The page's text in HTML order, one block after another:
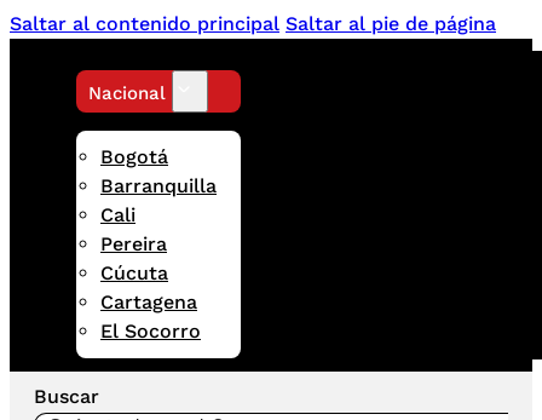
Saltar al contenido principal Saltar al pie de página
Nacional
Bogotá
Barranquilla
Cali
Pereira
Cúcuta
Cartagena
El Socorro
Buscar